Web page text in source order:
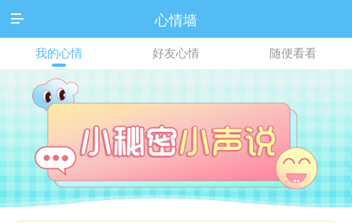
 心情墙
我的心情 好友心情 随便看看